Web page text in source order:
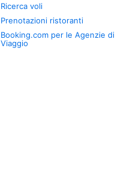
Ricerca voli
Prenotazioni ristoranti
Booking.com per le Agenzie di
Viaggio